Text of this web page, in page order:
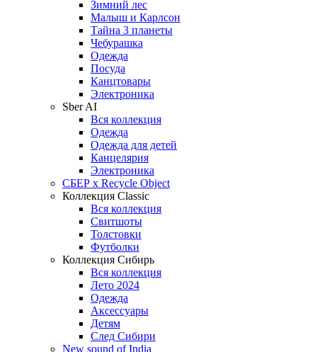
Зимний лес
Малыш и Карлсон
Тайна 3 планеты
Чебурашка
Одежда
Посуда
Канцтовары
Электроника
Sber AI
Вся коллекция
Одежда
Одежда для детей
Канцелярия
Электроника
СБЕР x Recycle Object
Коллекция Classic
Вся коллекция
Свитшоты
Толстовки
Футболки
Коллекция Сибирь
Вся коллекция
Лето 2024
Одежда
Аксессуары
Детям
След Сибири
New sound of India